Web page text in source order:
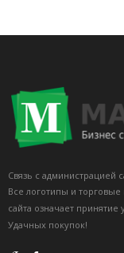
Связь с администрацией
Все логотипы и
сайта означает принятие
Удачных покупок!